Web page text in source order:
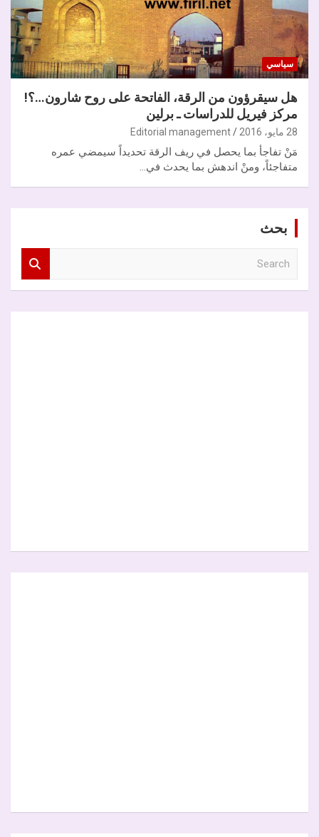
سياسي
هل سيقرؤون من الرقة، الفاتحة على روح شارون…؟!
مركز فيريل للدراسات ـ برلين
28 مايو، 2016 Editorial management
مَنْ تفاجأ بما يحصل في ريف الرقة تحديداً سيمضي عمره
متفاجئاً، ومنْ اندهش بما يحدث في…
بحث